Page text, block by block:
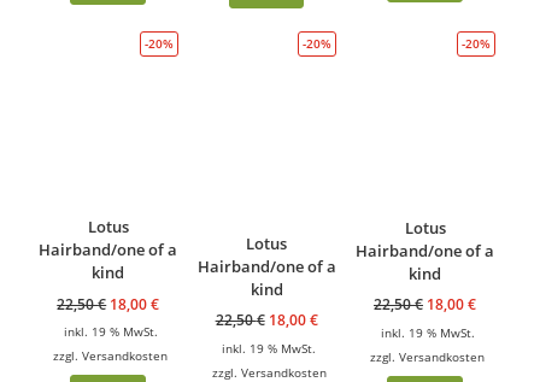
-20%
Lotus
Hairband/one of a
kind
22,50€ 18,00€
inkl. 19 % MwSt.
zzgl.Versandkosten
-20%
Lotus
Hairband/one of a
kind
22,50€ 18,00€
inkl. 19 % MwSt.
zzgl. Versandkosten
-20%
Lotus
Hairband/one of a
kind
22,50€ 18,00€
inkl. 19 % MwSt.
zzgl.Versandkosten